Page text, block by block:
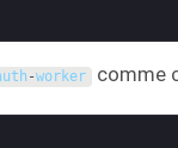
-worker comme